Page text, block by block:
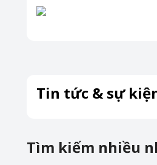
Tin tức & sự
Tìm kiếm nhiều